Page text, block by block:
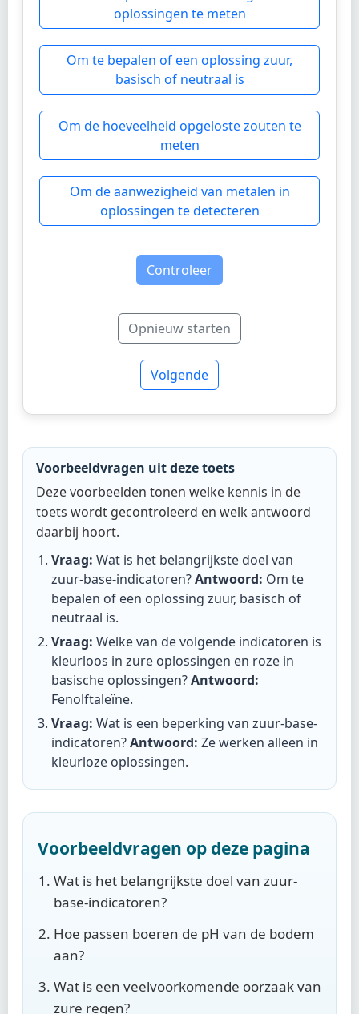
oplossingen te meten
Om te bepalen of een oplossing zuur,
basisch of neutraal is
Om de hoeveelheid opgeloste zouten te
meten
Om de aanwezigheid van metalen in
oplossingen te detecteren
Controleer
Opnieuw starten
Volgende
Voorbeeldvragen uit deze toets
Deze voorbeelden tonen welke kennis in de
toets wordt gecontroleerd en welk antwoord
daarbij hoort.
Vraag: Wat is het belangrijkste doel van
zuur-base-indicatoren?Antwoord: Om te
bepalen of een oplossing zuur, basisch of
neutraal is.
Vraag: Welke van de volgende indicatoren is
kleurloos in zure oplossingen en roze in
basische oplossingen?Antwoord:
Fenolftaleïne.
Vraag: Wat is een beperking van zuur-base-
indicatoren?Antwoord: Ze werken alleen in
kleurloze oplossingen.
Voorbeeldvragen op deze pagina
Wat is het belangrijkste doel van zuur-
base-indicatoren?
Hoe passen boeren de pH van de bodem
aan?
Wat is een veelvoorkomende oorzaak van
zure regen?